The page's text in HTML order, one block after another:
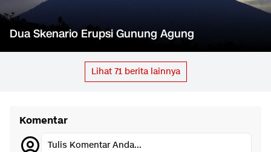
Dua Skenario Erupsi Gunung Agung
Lihat 71berita lainnya
Komentar
Tulis Komentar Anda...